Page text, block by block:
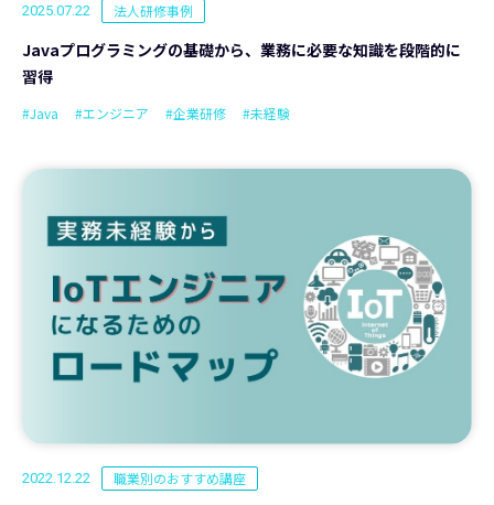
2025.07.22 法人研修事例
Javaプログラミングの基礎から、業務に必要な知識を段階的に
習得
#Java #エンジニア #企業研修 #未経験
2022.12.22 職業別のおすすめ講座